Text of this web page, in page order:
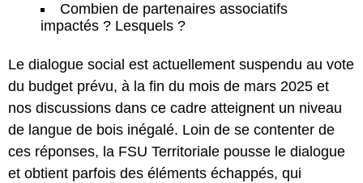
Combien de partenaires associatifs
impactés ? Lesquels ?
Le dialogue social est actuellement suspendu au vote
du budget prévu, à la fin du mois de mars 2025 et
nos discussions dans ce cadre atteignent un niveau
de langue de bois inégalé. Loin de se contenter de
ces réponses, la FSU Territoriale pousse le dialogue
et obtient parfois des éléments échappés, qui